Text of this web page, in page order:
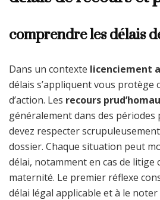
comprendre les délais
Dans un contexte licenciement
délais s’appliquent vous protège
d’action. Les recours
généralement dans des périodes
devez respecter
dossier. Chaque situation peut
délai, notamment en cas de litige
maternité. Le premier réflexe
délai légal applicable et à le